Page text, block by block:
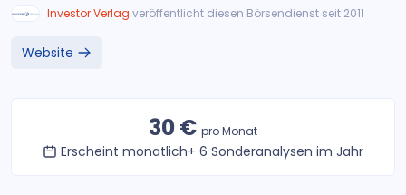
Investor Verlag veröffentlicht diesen Börsendienst seit 2011
Website
30 € pro Monat
Erscheint monatlich+ 6 Sonderanalysen im Jahr